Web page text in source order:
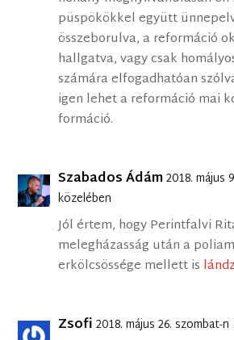
püspökökkel együtt
összeborulva, a reformáció
hallgatva, vagy csak
számára elfogadhatóan
igen lehet a reformáció mai
formáció.
Szabados Ádám2018. május
közelében
Jól értem, hogy Perintfalvi
melegházasság után a
erkölcsössége mellett is
Zsofi 2018. május 26. szombat-